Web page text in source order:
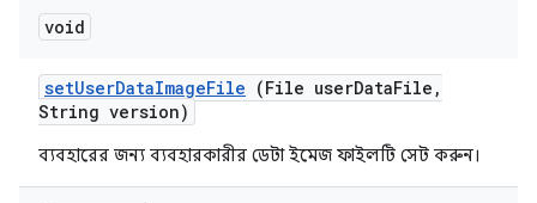
void
setUserDataImageFile (File userDataFile ,
String version)
ব্যবহারের জন্য ব্যবহারকারীর ডেটা ইমেজ ফাইলটি সেট করুন।